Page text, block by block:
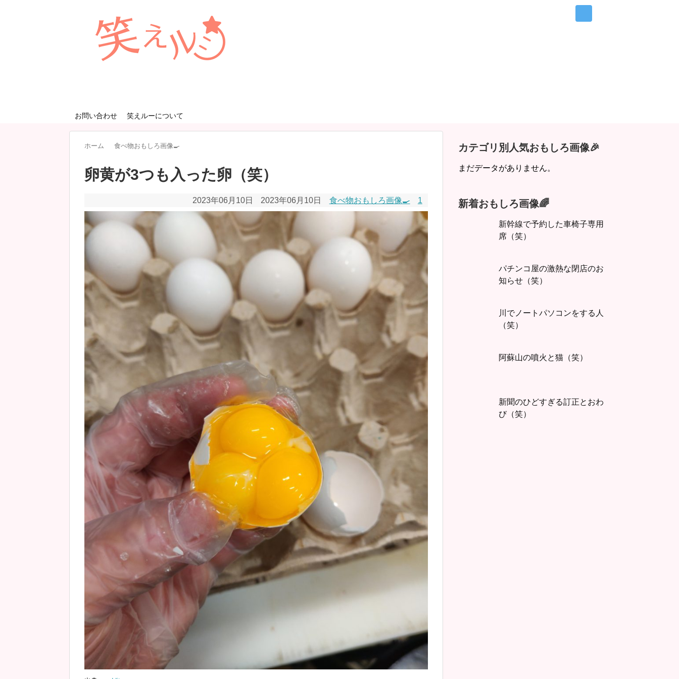
お問い合わせ 笑えルーについて
ホーム 食べ物おもしろ画像🍳
卵黄が3つも入った卵（笑）
2023年06月10日 2023年06月10日 食べ物おもしろ画像🍳 1
カテゴリ別人気おもしろ画像🎉
まだデータがありません。
新着おもしろ画像🌈
新幹線で予約した車椅子専用
席（笑）
パチンコ屋の激熱な閉店のお
知らせ（笑）
川でノートパソコンをする人
（笑）
阿蘇山の噴火と猫（笑）
新聞のひどすぎる訂正とおわ
び（笑）